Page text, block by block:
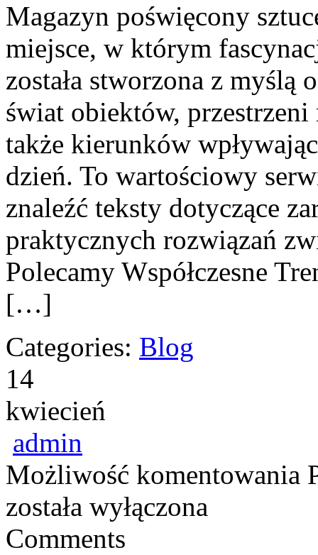
Magazyn poświęcony
miejsce, w którym
została stworzona z myślą
świat obiektów,
także kierunków
dzień. To wartościowy
znaleźć teksty dotyczące
praktycznych rozwiązań
Polecamy Współczesne
[…]
Categories: Blog
14
kwiecień
admin
Możliwość komentowania
została wyłączona
Comments